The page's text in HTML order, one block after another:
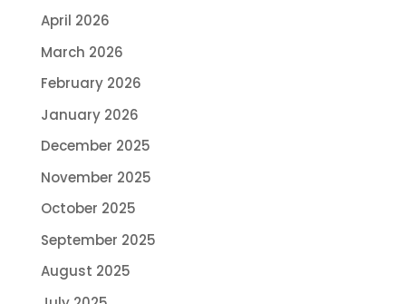
April 2026
March 2026
February 2026
January 2026
December 2025
November 2025
October 2025
September 2025
August 2025